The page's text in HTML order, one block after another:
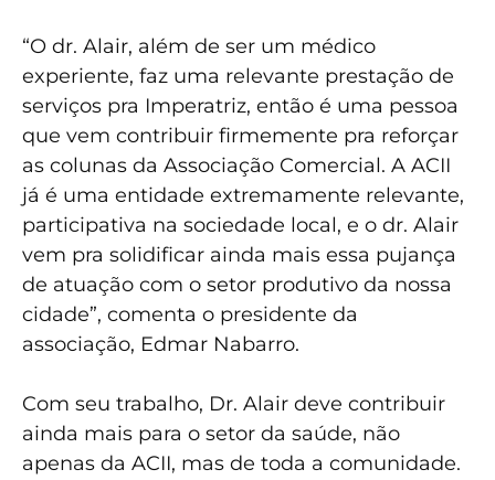
“O dr. Alair, além de ser um médico
experiente, faz uma relevante prestação de
serviços pra Imperatriz, então é uma pessoa
que vem contribuir firmemente pra reforçar
as colunas da Associação Comercial. A ACII
já é uma entidade extremamente relevante,
participativa na sociedade local, e o dr. Alair
vem pra solidificar ainda mais essa pujança
de atuação com o setor produtivo da nossa
cidade”, comenta o presidente da
associação, Edmar Nabarro.
Com seu trabalho, Dr. Alair deve contribuir
ainda mais para o setor da saúde, não
apenas da ACII, mas de toda a comunidade.